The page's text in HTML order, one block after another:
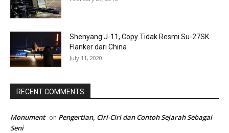
Shenyang J-11, Copy Tidak Resmi Su-27SK
Flanker dari China
July 11, 2020
RECENT COMMENTS
Monument on Pengertian, Ciri-Ciri dan Contoh Sejarah Sebagai
Seni